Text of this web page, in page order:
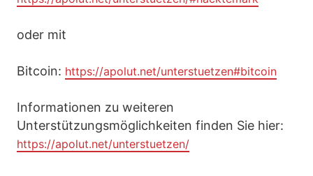
oder mit
Bitcoin: https://apolut.net/unterstuetzen#bitcoin
Informationen zu weiteren
Unterstützungsmöglichkeiten finden Sie hier:
https://apolut.net/unterstuetzen/